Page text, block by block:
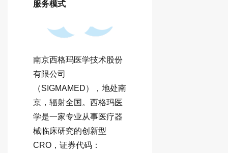
服务模式
南京西格玛医学技术股份
有限公司
（SIGMAMED），地处南
京，辐射全国。西格玛医
学是一家专业从事医疗器
械临床研究的创新型
CRO，证券代码：